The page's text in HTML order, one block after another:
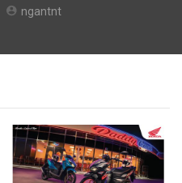
điện mới nhất tại Việt Nam
ngantnt